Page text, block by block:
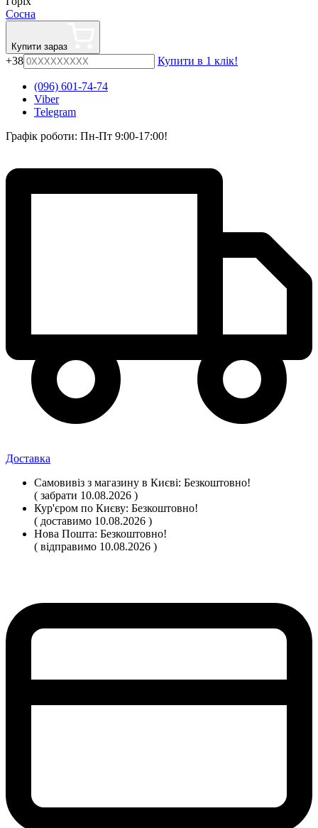
Сосна
Купити зараз
+38 Купити в 1 клік!
(096) 601-74-74
Viber
Telegram
Графік роботи: Пн-Пт 9:00-17:00!
Доставка
Самовивіз з магазину в Києві: Безкоштовно!
( забрати 10.08.2026 )
Кур'єром по Києву: Безкоштовно!
( доставимо 10.08.2026 )
Нова Пошта: Безкоштовно!
( відправимо 10.08.2026 )